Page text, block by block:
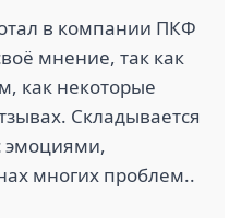
в компании ПКФ
мнение, так как
как некоторые
Складывается
эмоциями,
многих проблем..